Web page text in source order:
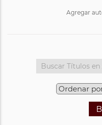
Agregar